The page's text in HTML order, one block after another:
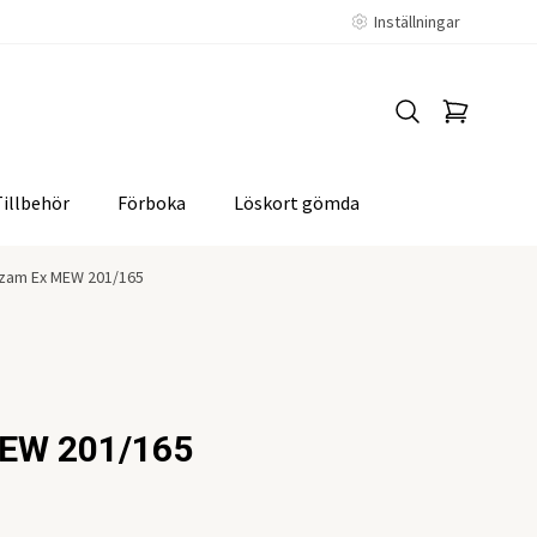
Inställningar
Förboka Löskort gömda
Ex MEW 201/165
201/165